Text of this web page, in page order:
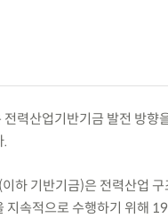
력산업기반기금 발전 방향
.
하 기반기금)은 전력산업 구
지속적으로 수행하기 위해